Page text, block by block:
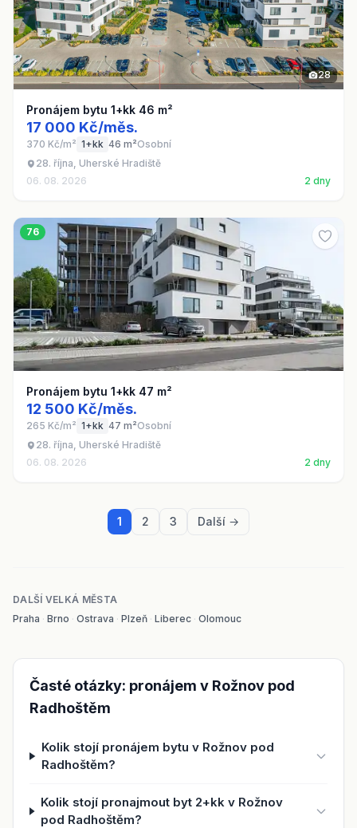
28
Pronájem bytu 1+kk 46 m²
17 000 Kč/měs.
370 Kč/m² 1+kk 46 m²Osobní
28. října, Uherské Hradiště
06. 08. 2026
2 dny
76
Pronájem bytu 1+kk 47 m²
12 500 Kč/měs.
265 Kč/m² 1+kk 47 m²Osobní
28. října, Uherské Hradiště
06. 08. 2026
2 dny
1 2 3 Další →
DALŠÍ VELKÁ MĚSTA
Praha · Brno · Ostrava · Plzeň · Liberec · Olomouc
Časté otázky: pronájem v Rožnov pod
Radhoštěm
Kolik stojí pronájem bytu v Rožnov pod
Radhoštěm?
Kolik stojí pronajmout byt 2+kk v Rožnov
pod Radhoštěm?